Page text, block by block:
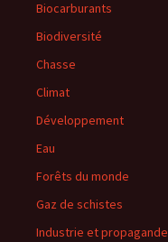
Biocarburants
Biodiversité
Chasse
Climat
Développement
Eau
Forêts du monde
Gaz de schistes
Industrie et propagande